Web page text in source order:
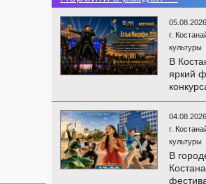
05.08.2026
г.
культуры
В
яркий
15
гала-
04.08.2026
г.
культуры
В